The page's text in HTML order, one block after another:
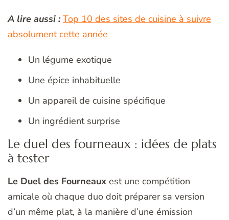
A lire aussi : Top 10 des sites de cuisine à suivre
absolument cette année
Un légume exotique
Une épice inhabituelle
Un appareil de cuisine spécifique
Un ingrédient surprise
Le duel des fourneaux : idées de plats
à tester
Le Duel des Fourneaux est une compétition
amicale où chaque duo doit préparer sa version
d’un même plat, à la manière d’une émission